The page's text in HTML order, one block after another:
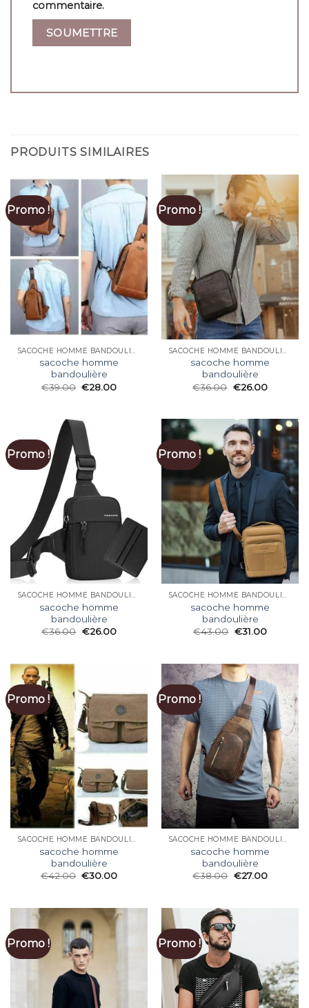
commentaire.
PRODUITS SIMILAIRES
Promo !
SACOCHE HOMME BANDOULIÈRE
sacoche homme
bandoulière
€39.00 €28.00
Promo !
SACOCHE HOMME BANDOULIÈRE
sacoche homme
bandoulière
€36.00 €26.00
Promo !
SACOCHE HOMME BANDOULIÈRE
sacoche homme
bandoulière
€36.00 €26.00
Promo !
SACOCHE HOMME BANDOULIÈRE
sacoche homme
bandoulière
€43.00 €31.00
Promo !
SACOCHE HOMME BANDOULIÈRE
sacoche homme
bandoulière
€42.00 €30.00
Promo !
SACOCHE HOMME BANDOULIÈRE
sacoche homme
bandoulière
€38.00 €27.00
Promo ! Promo !